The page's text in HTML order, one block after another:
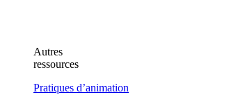
Autres
ressources
Pratiques d’animation